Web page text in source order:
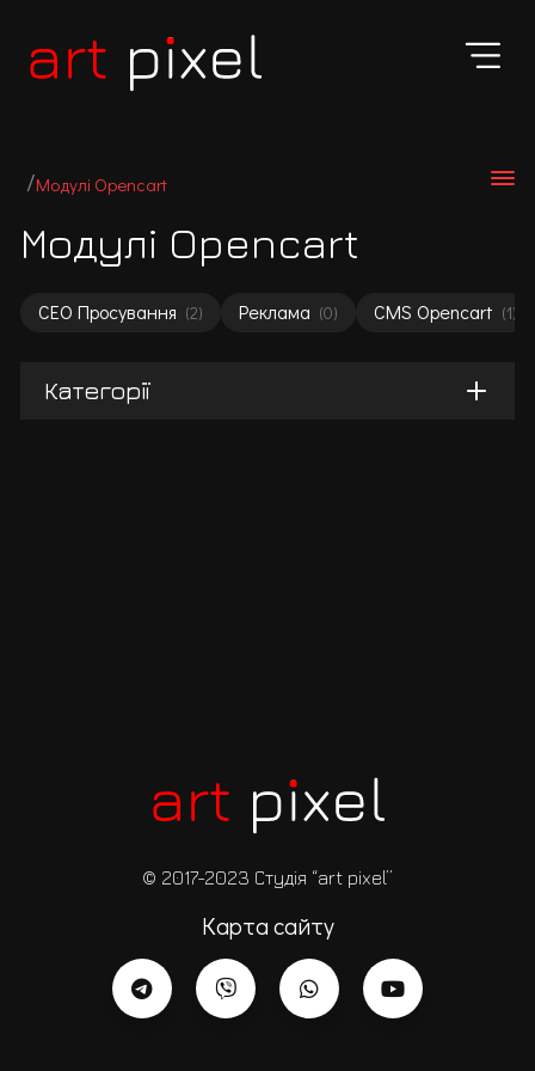
Модулі Opencart
Модулі Opencart
СЕО Просування (2) Реклама (0) CMS Opencart (1)
Категорії
© 2017-2023 Студія “art pixel”
Карта сайту